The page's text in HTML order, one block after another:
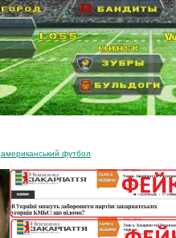
американський футбол